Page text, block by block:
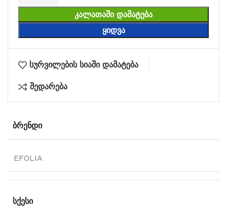
ᲙᲐᲚᲐᲗᲐᲨᲘ ᲓᲐᲛᲐᲢᲔᲑᲐ
ᲧᲘᲓᲕᲐ
სურვილების სიაში დამატება
შედარება
ᲑᲠᲔᲜᲓᲘ
EFOLIA
ᲡᲥᲔᲡᲘ